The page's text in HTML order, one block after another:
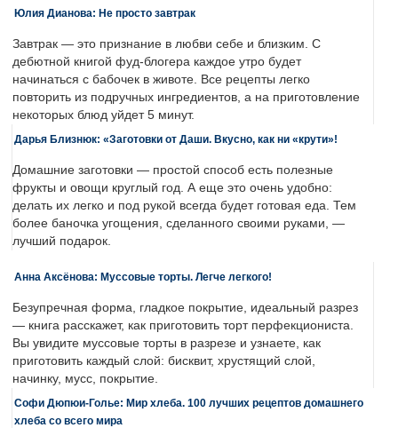
Юлия Дианова: Не просто завтрак
Завтрак — это признание в любви себе и близким. С
дебютной книгой фуд-блогера каждое утро будет
начинаться с бабочек в животе. Все рецепты легко
повторить из подручных ингредиентов, а на приготовление
некоторых блюд уйдет 5 минут.
Дарья Близнюк: «Заготовки от Даши. Вкусно, как ни «крути»!
Домашние заготовки — простой способ есть полезные
фрукты и овощи круглый год. А еще это очень удобно:
делать их легко и под рукой всегда будет готовая еда. Тем
более баночка угощения, сделанного своими руками, —
лучший подарок.
Анна Аксёнова: Муссовые торты. Легче легкого!
Безупречная форма, гладкое покрытие, идеальный разрез
— книга расскажет, как приготовить торт перфекциониста.
Вы увидите муссовые торты в разрезе и узнаете, как
приготовить каждый слой: бисквит, хрустящий слой,
начинку, мусс, покрытие.
Софи Дюпюи-Голье: Мир хлеба. 100 лучших рецептов домашнего
хлеба со всего мира